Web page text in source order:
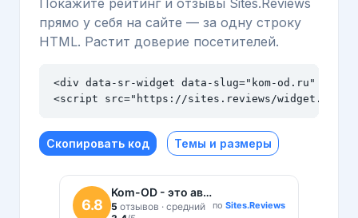
прямо у себя на сайте — за одну строку
HTML. Растит доверие посетителей.
<div data-sr-widget data-slug="kom-od.ru" data-
<script src="https://sites.reviews/widget.js"
Скопировать код Темы и размеры